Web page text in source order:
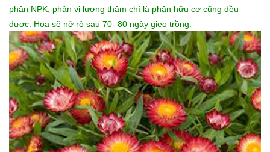
phân NPK, phân vi lượng thậm chí là phân hữu cơ cũng đều
được. Hoa sẽ nở rộ sau 70- 80 ngày gieo trồng.